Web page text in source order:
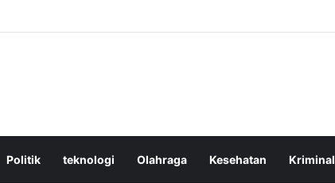
Politik teknologi Olahraga Kesehatan Kriminal